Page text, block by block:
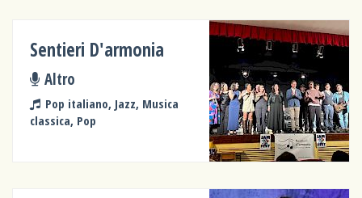
Sentieri D'armonia
Altro
Pop italiano, Jazz, Musica
classica, Pop